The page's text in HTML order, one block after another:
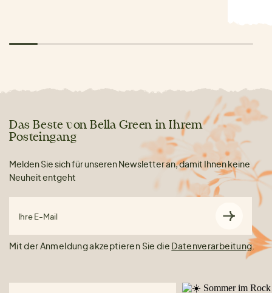
Das Beste von Bella Green in Ihrem
Posteingang
Melden Sie sich für unseren Newsletter an, damit Ihnen keine
Neuheit entgeht
Ihre E-Mail
Mit der Anmeldung akzeptieren Sie die Datenverarbeitung.